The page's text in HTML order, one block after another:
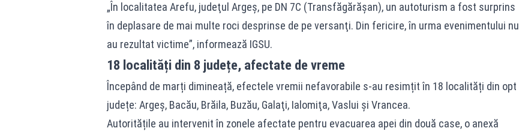
„În localitatea Arefu, judeţul Argeş, pe DN 7C (Transfăgărăşan), un autoturism a fost surprins
în deplasare de mai multe roci desprinse de pe versanţi. Din fericire, în urma evenimentului nu
au rezultat victime”, informează IGSU.
18 localități din 8 județe, afectate de vreme
Începând de marți dimineață, efectele vremii nefavorabile s-au resimțit în 18 localități din opt
județe: Argeş, Bacău, Brăila, Buzău, Galaţi, Ialomiţa, Vaslui şi Vrancea.
Autoritățile au intervenit în zonele afectate pentru evacuarea apei din două case, o anexă